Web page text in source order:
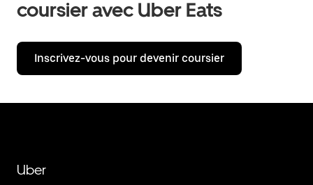
coursier avec Uber Eats
Inscrivez-vous pour devenir coursier
Uber